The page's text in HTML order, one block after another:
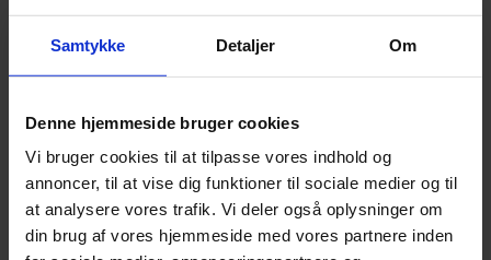
Samtykke Detaljer Om
Denne hjemmeside bruger cookies
Vi bruger cookies til at tilpasse vores indhold og
annoncer, til at vise dig funktioner til sociale medier og til
at analysere vores trafik. Vi deler også oplysninger om
din brug af vores hjemmeside med vores partnere inden
Talentarbejde
Talentarbejde
Akademiet for Talentfulde Unge
Science Talenter
Udvalgt til professionshøjskolen
Sprogdiplomer i fremmedsprogene
SamfundsCup
Internationalisering